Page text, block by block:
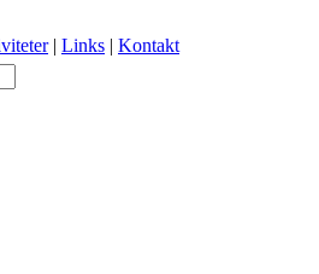
| Links | Kontakt